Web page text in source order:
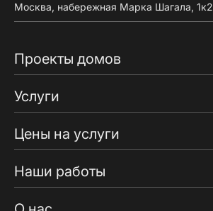
Проекты домов
Услуги
Цены на услуги
Наши работы
Москва, набережная Марка Шагала, 1к2